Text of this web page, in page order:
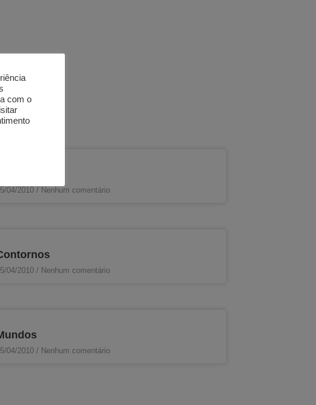
04/2010 Nenhum comentário
04/2010 Nenhum comentário
04/2010 Nenhum comentário
com o